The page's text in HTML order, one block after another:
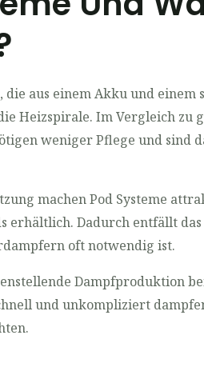
aus einem Akku und einem
Heizspirale. Im Vergleich zu
weniger Pflege und sind
machen Pod Systeme
erhältlich. Dadurch entfällt
oft notwendig ist.
Dampfproduktion
und unkompliziert